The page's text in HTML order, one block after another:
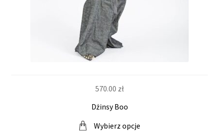
n
t
r
n
Wybierz opcje
570.00 zł
Dżinsy Boo